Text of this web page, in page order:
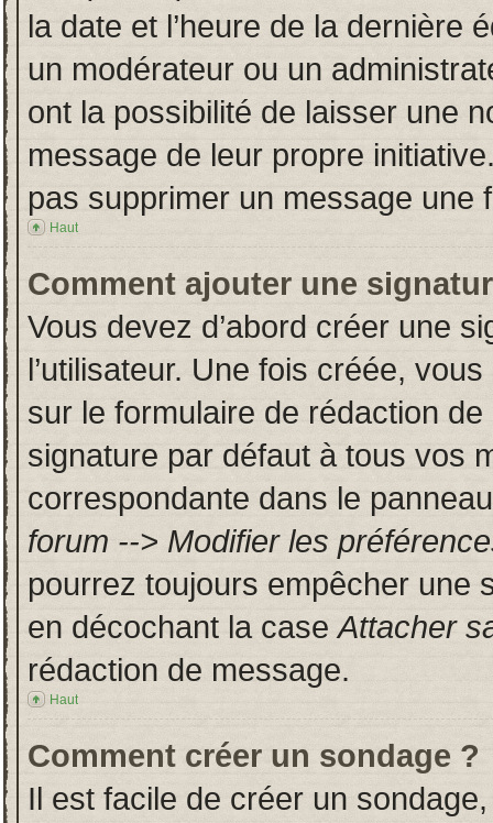
la date et l’heure de la dernière
un modérateur ou un
ont la possibilité de laisser une
message de leur propre
pas supprimer un message une
Haut
Comment ajouter une
Vous devez d’abord créer une
l’utilisateur. Une fois créée,
sur le formulaire de rédaction
signature par défaut à tous vos
correspondante dans le
forum --> Modifier les
pourrez toujours empêcher une
en décochant la caseAttacher
rédaction de message.
Haut
Comment créer un sondage ?
Il est facile de créer un